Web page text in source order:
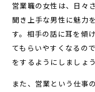
営業職の女性は、日々
聞き上手な男性に魅力
す。相手の話に耳を傾
てもらいやすくなるの
をするようにしましょう
また、営業という仕事